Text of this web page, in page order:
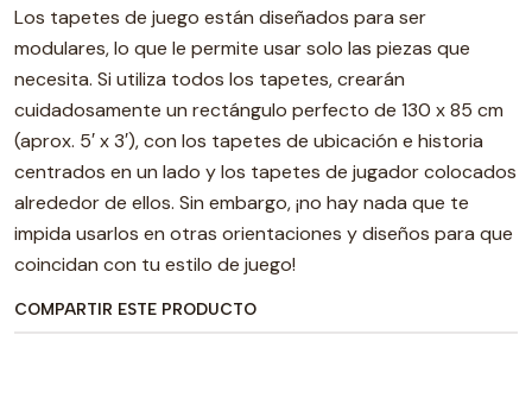
Los tapetes de juego están diseñados para ser
modulares, lo que le permite usar solo las piezas que
necesita. Si utiliza todos los tapetes, crearán
cuidadosamente un rectángulo perfecto de 130 x 85 cm
(aprox. 5′ x 3′), con los tapetes de ubicación e historia
centrados en un lado y los tapetes de jugador colocados
alrededor de ellos. Sin embargo, ¡no hay nada que te
impida usarlos en otras orientaciones y diseños para que
coincidan con tu estilo de juego!
COMPARTIR ESTE PRODUCTO